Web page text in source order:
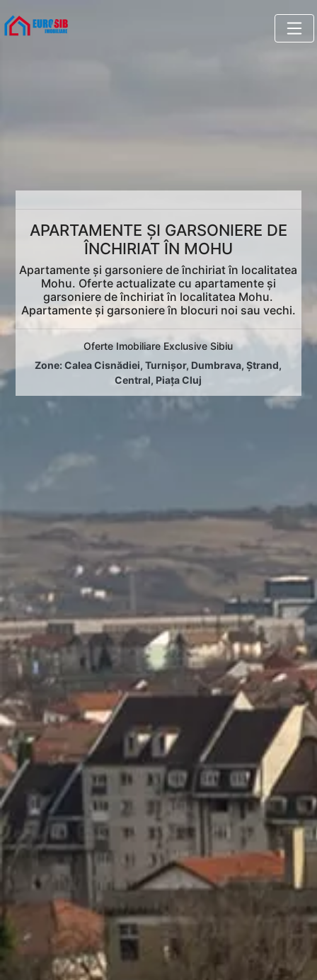
APARTAMENTE ȘI GARSONIERE DE
ÎNCHIRIAT ÎN MOHU
Apartamente și garsoniere de închiriat în localitatea
Mohu. Oferte actualizate cu apartamente și
garsoniere de închiriat în localitatea Mohu.
Apartamente și garsoniere în blocuri noi sau vechi.
Oferte Imobiliare Exclusive Sibiu
Zone:Calea Cisnădiei,Turnișor, Dumbrava,Ștrand,
Central, Piața Cluj